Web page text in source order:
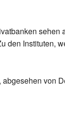
den Instituten,
abgesehen von